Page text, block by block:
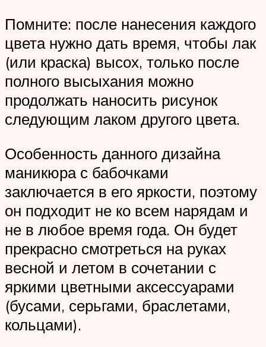
Помните: после нанесения каждого
цвета нужно дать время, чтобы лак
(или краска) высох, только после
полного высыхания можно
продолжать наносить рисунок
следующим лаком другого цвета.
Особенность данного дизайна
маникюра с бабочками
заключается в его яркости, поэтому
он подходит не ко всем нарядам и
не в любое время года. Он будет
прекрасно смотреться на руках
весной и летом в сочетании с
яркими цветными аксессуарами
(бусами, серьгами, браслетами,
кольцами).